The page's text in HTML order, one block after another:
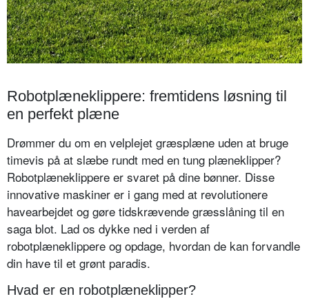
Robotplæneklippere: fremtidens løsning til
en perfekt plæne
Drømmer du om en velplejet græsplæne uden at bruge
timevis på at slæbe rundt med en tung plæneklipper?
Robotplæneklippere er svaret på dine bønner. Disse
innovative maskiner er i gang med at revolutionere
havearbejdet og gøre tidskrævende græsslåning til en
saga blot. Lad os dykke ned i verden af
robotplæneklippere og opdage, hvordan de kan forvandle
din have til et grønt paradis.
Hvad er en robotplæneklipper?